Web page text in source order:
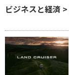
ビジネスと経済 >